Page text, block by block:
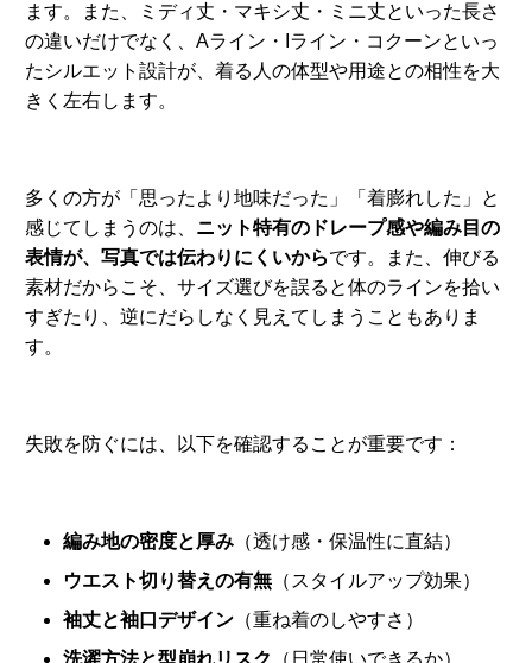
ます。また、ミディ丈・マキシ丈・ミニ丈といった長さ
の違いだけでなく、Aライン・Iライン・コクーンといっ
たシルエット設計が、着る人の体型や用途との相性を大
きく左右します。
多くの方が「思ったより地味だった」「着膨れした」と
感じてしまうのは、 ニット特有のドレープ感や編み目の
表情が、写真では伝わりにくいからです。また、伸びる
素材だからこそ、サイズ選びを誤ると体のラインを拾い
すぎたり、逆にだらしなく見えてしまうこともありま
す。
失敗を防ぐには、以下を確認することが重要です：
編み地の密度と厚み（透け感・保温性に直結）
ウエスト切り替えの有無（スタイルアップ効果）
袖丈と袖口デザイン（重ね着のしやすさ）
洗濯方法と型崩れリスク
（日常使いできるか）